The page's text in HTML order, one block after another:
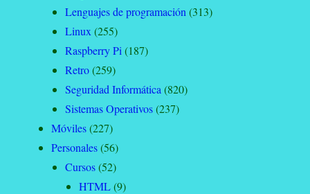
Lenguajes de programación (313)
Linux (255)
Raspberry Pi (187)
Retro(259)
Seguridad Informática (820)
Sistemas Operativos(237)
Móviles(227)
Personales(56)
Cursos(52)
HTML(9)